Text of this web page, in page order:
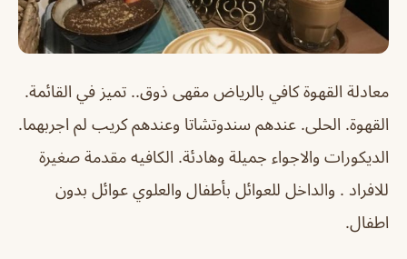
معادلة القهوة كافي بالرياض مقهى ذوق.. تميز في القائمة.
القهوة. الحلى. عندهم سندوتشاتا وعندهم كريب لم اجربهما.
الديكورات والاجواء جميلة وهادئة. الكافيه مقدمة صغيرة
للافراد . والداخل للعوائل بأطفال والعلوي عوائل بدون
اطفال.